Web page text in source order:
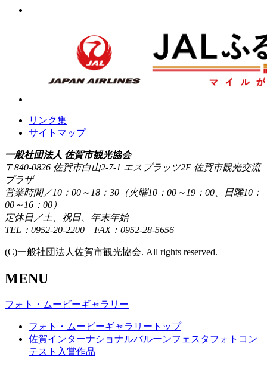
リンク集
サイトマップ
一般社団法人 佐賀市観光協会
〒840-0826 佐賀市白山2-7-1 エスプラッツ2F 佐賀市観光交流
プラザ
営業時間／10：00～18：30（火曜10：00～19：00、日曜10：
00～16：00）
定休日／土、祝日、年末年始
TEL：0952-20-2200 FAX：0952-28-5656
(C)一般社団法人佐賀市観光協会. All rights reserved.
MENU
フォト・ムービーギャラリー
フォト・ムービーギャラリートップ
佐賀インターナショナルバルーンフェスタフォトコン
テスト入賞作品